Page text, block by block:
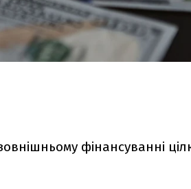
фінансуванні